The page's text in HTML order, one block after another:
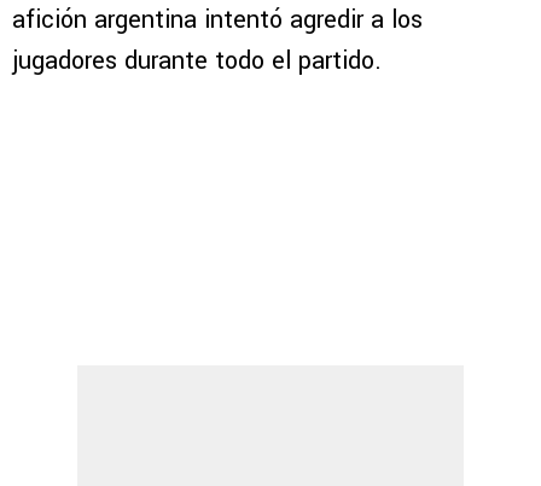
afición argentina intentó agredir a los
jugadores durante todo el partido.